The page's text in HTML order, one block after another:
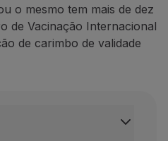
o mesmo tem mais de dez
de Vacinação Internacional
de carimbo de validade